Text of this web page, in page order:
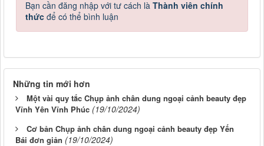
Bạn cần đăng nhập với tư cách là Thành viên chính
thức để có thể bình luận
Những tin mới hơn
Một vài quy tắc Chụp ảnh chân dung ngoại cảnh beauty đẹp
Vĩnh Yên Vĩnh Phúc (19/10/2024)
Cơ bản Chụp ảnh chân dung ngoại cảnh beauty đẹp Yến
Bái đơn giản (19/10/2024)